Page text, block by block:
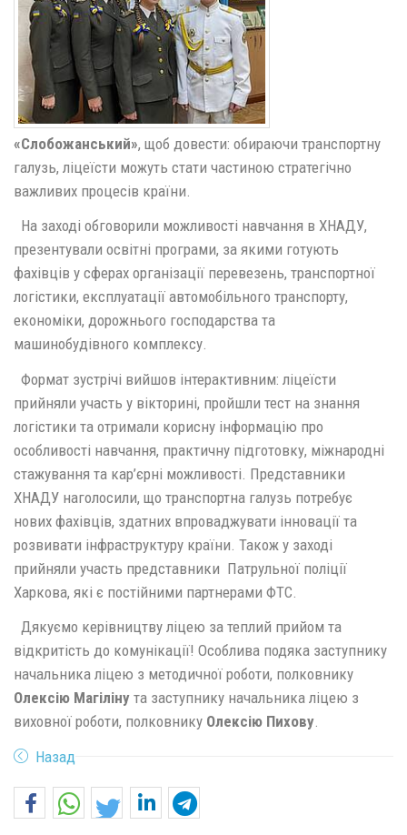
«Слобожанський», щоб довести: обираючи транспортну
галузь, ліцеїсти можуть стати частиною стратегічно
важливих процесів країни.
На заході обговорили можливості навчання в ХНАДУ,
презентували освітні програми, за якими готують
фахівців у сферах організації перевезень, транспортної
логістики, експлуатації автомобільного транспорту,
економіки, дорожнього господарства та
машинобудівного комплексу.
Формат зустрічі вийшов інтерактивним: ліцеїсти
прийняли участь у вікторині, пройшли тест на знання
логістики та отримали корисну інформацію про
особливості навчання, практичну підготовку, міжнародні
стажування та кар’єрні можливості. Представники
ХНАДУ наголосили, що транспортна галузь потребує
нових фахівців, здатних впроваджувати інновації та
розвивати інфраструктуру країни. Також у заході
прийняли участь представники Патрульної поліції
Харкова, які є постійними партнерами ФТС.
Дякуємо керівництву ліцею за теплий прийом та
відкритість до комунікації! Особлива подяка заступнику
начальника ліцею з методичної роботи, полковнику
Олексію Магіліну та заступнику начальника ліцею з
виховної роботи, полковнику Олексію Пихову.
Назад